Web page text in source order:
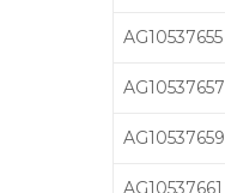
AG10537655
AG10537657
AG10537659
AG10537661